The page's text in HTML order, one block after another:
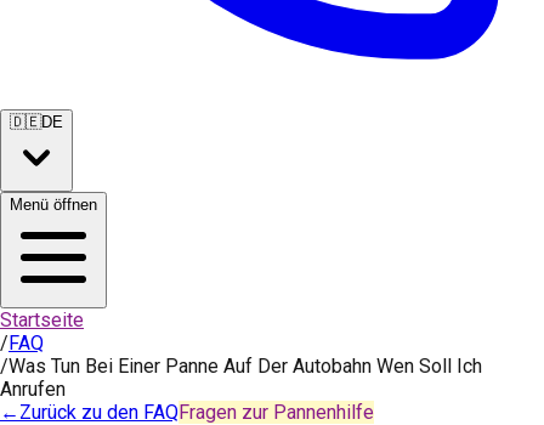
🇩🇪DE
Menü öffnen
Startseite
/FAQ
/Was Tun Bei Einer Panne Auf Der Autobahn Wen Soll Ich
Anrufen
← Zurück zu den FAQFragen zur Pannenhilfe